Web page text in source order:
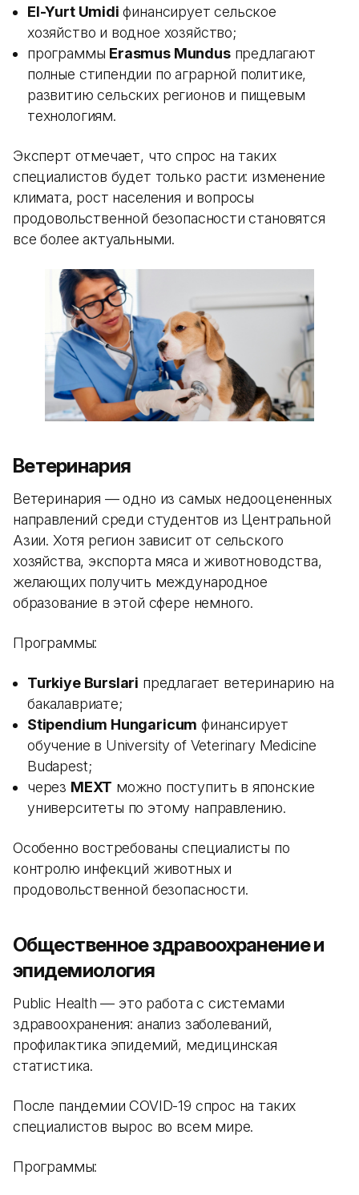
El-Yurt Umidi финансирует сельское
хозяйство и водное хозяйство;
программы Erasmus Mundusпредлагают
полные стипендии по аграрной политике,
развитию сельских регионов и пищевым
технологиям.
Эксперт отмечает, что спрос на таких
специалистов будет только расти: изменение
климата, рост населения и вопросы
продовольственной безопасности становятся
все более актуальными.
Ветеринария
Ветеринария — одно из самых недооцененных
направлений среди студентов из Центральной
Азии. Хотя регион зависит от сельского
хозяйства, экспорта мяса и животноводства,
желающих получить международное
образование в этой сфере немного.
Программы:
Turkiye Burslari предлагает ветеринарию на
бакалавриате;
Stipendium Hungaricum финансирует
обучение в University of Veterinary Medicine
Budapest;
через MEXT можно поступить в японские
университеты по этому направлению.
Особенно востребованы специалисты по
контролю инфекций животных и
продовольственной безопасности.
Общественное здравоохранение и
эпидемиология
Public Health — это работа с системами
здравоохранения: анализ заболеваний,
профилактика эпидемий, медицинская
статистика.
После пандемии COVID-19 спрос на таких
специалистов вырос во всем мире.
Программы: